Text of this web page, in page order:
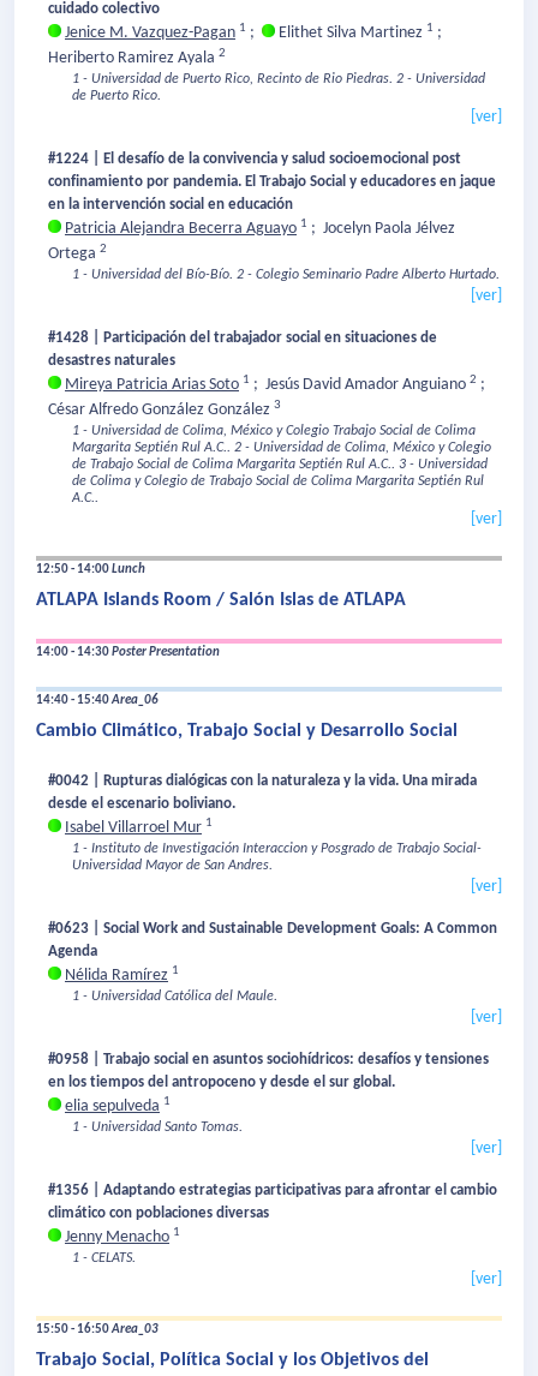
cuidado colectivo
Jenice M. Vazquez-Pagan 1 ; Elithet Silva Martinez 1 ;
Heriberto Ramirez Ayala 2
1 - Universidad de Puerto Rico, Recinto de Rio Piedras. 2 - Universidad
de Puerto Rico.
[ver]
#1224 | El desafío de la convivencia y salud socioemocional post
confinamiento por pandemia. El Trabajo Social y educadores en jaque
en la intervención social en educación
Patricia Alejandra Becerra Aguayo 1 ; Jocelyn Paola Jélvez
Ortega 2
1 - Universidad del Bío-Bío. 2 - Colegio Seminario Padre Alberto Hurtado.
[ver]
#1428 | Participación del trabajador social en situaciones de
desastres naturales
Mireya Patricia Arias Soto 1 ; Jesús David Amador Anguiano 2 ;
César Alfredo González González 3
1 - Universidad de Colima, México y Colegio Trabajo Social de Colima
Margarita Septién Rul A.C.. 2 - Universidad de Colima, México y Colegio
de Trabajo Social de Colima Margarita Septién Rul A.C.. 3 - Universidad
de Colima y Colegio de Trabajo Social de Colima Margarita Septién Rul
A.C..
[ver]
12:50 - 14:00Lunch
ATLAPA Islands Room / Salón Islas de ATLAPA
14:00 - 14:30Poster Presentation
14:40 - 15:40Area_06
Cambio Climático, Trabajo Social y Desarrollo Social
#0042 | Rupturas dialógicas con la naturaleza y la vida. Una mirada
desde el escenario boliviano.
Isabel Villarroel Mur 1
1 - Instituto de Investigación Interaccion y Posgrado de Trabajo Social-
Universidad Mayor de San Andres.
[ver]
#0623 | Social Work and Sustainable Development Goals: A Common
Agenda
Nélida Ramírez 1
1 - Universidad Católica del Maule.
[ver]
#0958 | Trabajo social en asuntos sociohídricos: desafíos y tensiones
en los tiempos del antropoceno y desde el sur global.
elia sepulveda 1
1 - Universidad Santo Tomas.
[ver]
#1356 | Adaptando estrategias participativas para afrontar el cambio
climático con poblaciones diversas
Jenny Menacho 1
1 - CELATS.
[ver]
15:50 - 16:50Area_03
Trabajo Social, Política Social y los Objetivos del